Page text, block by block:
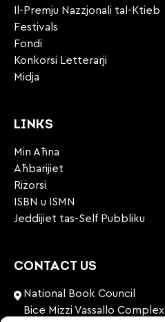
Il-Premju Nazzjonali tal-Ktieb
Festivals
Fondi
Konkorsi Letterarji
Midja
LINKS
Min Aħna
Aħbarijiet
Riżorsi
ISBN u ISMN
Jeddijiet tas-Self Pubbliku
CONTACT US
National Book Council
Bice Mizzi Vassallo Complex